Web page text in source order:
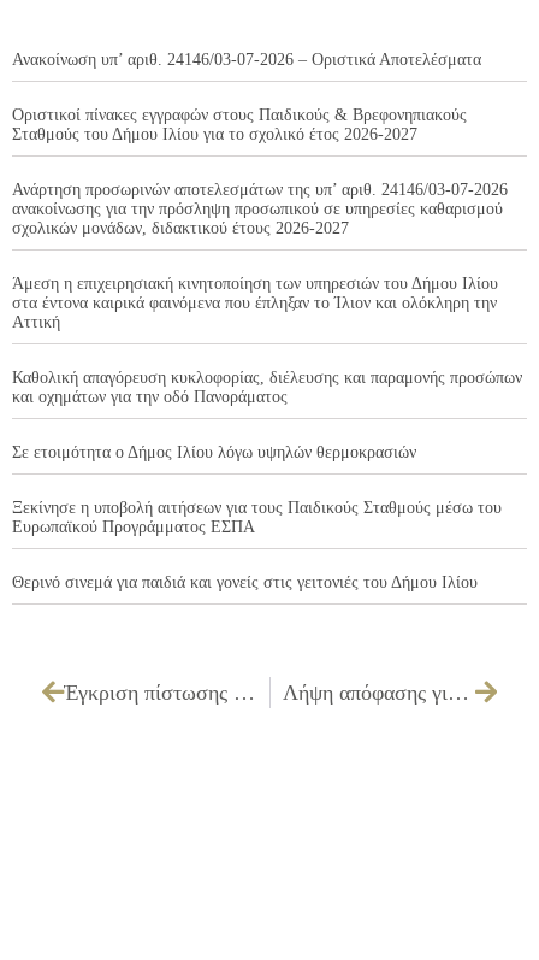
Ανακοίνωση υπ’ αριθ. 24146/03-07-2026 – Οριστικά Αποτελέσματα
Οριστικοί πίνακες εγγραφών στους Παιδικούς & Βρεφονηπιακούς
Σταθμούς του Δήμου Ιλίου για το σχολικό έτος 2026-2027
Ανάρτηση προσωρινών αποτελεσμάτων της υπ’ αριθ. 24146/03-07-2026
ανακοίνωσης για την πρόσληψη προσωπικού σε υπηρεσίες καθαρισμού
σχολικών μονάδων, διδακτικού έτους 2026-2027
Άμεση η επιχειρησιακή κινητοποίηση των υπηρεσιών του Δήμου Ιλίου
στα έντονα καιρικά φαινόμενα που έπληξαν το Ίλιον και ολόκληρη την
Αττική
Καθολική απαγόρευση κυκλοφορίας, διέλευσης και παραμονής προσώπων
και οχημάτων για την οδό Πανοράματος
Σε ετοιμότητα ο Δήμος Ιλίου λόγω υψηλών θερμοκρασιών
Ξεκίνησε η υποβολή αιτήσεων για τους Παιδικούς Σταθμούς μέσω του
Ευρωπαϊκού Προγράμματος ΕΣΠΑ
Θερινό σινεμά για παιδιά και γονείς στις γειτονιές του Δήμου Ιλίου
Έγκριση πίστωσης και μελέτης για την «Ετήσια συντήρηση υποσταθμού Δημοτικού Καταστήματος Εργ.Η11/10» και καθορισμός τρόπου εκτέλεσης». Λήψη απόφασης για άρση αδειών στάθμευσης (Α.Μ.Α.)